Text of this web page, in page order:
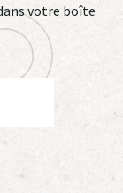
votre boîte